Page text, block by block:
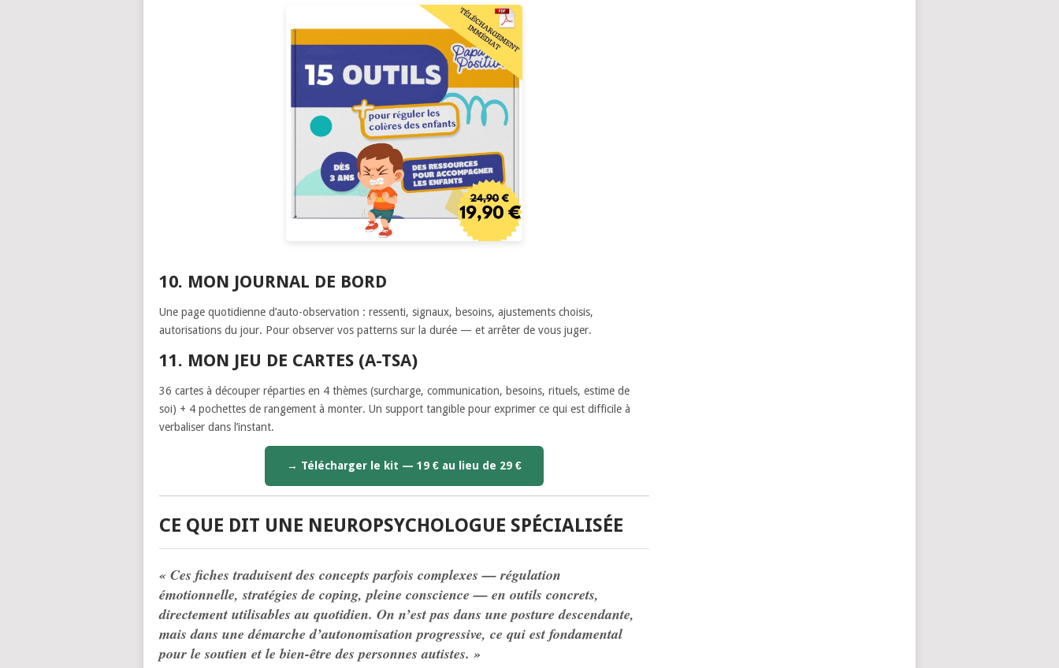
10. MON JOURNAL DE BORD
Une page quotidienne d’auto-observation : ressenti, signaux, besoins, ajustements choisis,
autorisations du jour. Pour observer vos patterns sur la durée — et arrêter de vous juger.
11. MON JEU DE CARTES (A-TSA)
36 cartes à découper réparties en 4 thèmes (surcharge, communication, besoins, rituels, estime de
soi) + 4 pochettes de rangement à monter. Un support tangible pour exprimer ce qui est difficile à
verbaliser dans l’instant.
→ Télécharger le kit — 19 € au lieu de 29 €
CE QUE DIT UNE NEUROPSYCHOLOGUE SPÉCIALISÉE
« Ces fiches traduisent des concepts parfois complexes — régulation
émotionnelle, stratégies de coping, pleine conscience — en outils concrets,
directement utilisables au quotidien. On n’est pas dans une posture descendante,
mais dans une démarche d’autonomisation progressive, ce qui est fondamental
pour le soutien et le bien-être des personnes autistes. »